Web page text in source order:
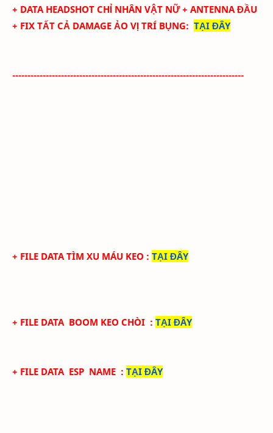
+ DATA HEADSHOT CHỈ NHÂN VẬT NỮ + ANTENNA ĐẦU
+ FIX TẤT CẢ DAMAGE ẢO VỊ TRÍ BỤNG: TẠI ĐÂY
----------------------------------------------------------------------------
+ FILE DATA TÌM XU MÁU KEO : TẠI ĐÂY
+ FILE DATA BOOM KEO CHÒI : TẠI ĐÂY
+ FILE DATA ESP NAME : TẠI ĐÂY